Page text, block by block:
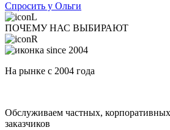
Спросить у Ольги
ПОЧЕМУ НАС ВЫБИРАЮТ
На рынке с 2004 года
Обслуживаем частных,
заказчиков